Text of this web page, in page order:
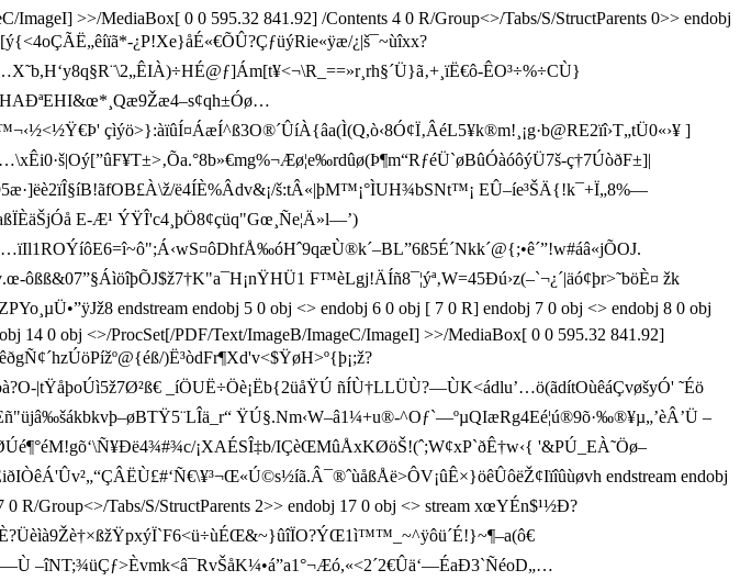
>>/MediaBox[ 0 0 595.32 841.92] /Contents 4 0 R/Group<>/Tabs/S/StructParents 0>> endobj
¿P!Xe}åÉ«€ÕÛ?ÇƒüýRie«ÿæ/¿|š¯~ùîxx?
€ô-ÊO³÷%÷CÙ}
*¸Qæ9Žæ4–s¢q­h±Óø…
çìýö>}: àïûÍ¤ÁæÍ^ß3O®´ÛíÀ{âa (Ì(Q,ò‹8Ó¢Ï‚ÂéL5¥k®m!¸¡g·b@RE2ïî›T„tÜ0«›¥ ]
±>‚Õa.°8b»€mg%¬Æø¦e‰rdûø(Þ¶m“RƒéÜ`øBûÓàóôýÜ7š-ç†7ÚòðF±]|
­ž/ë4ÍÈ%Âdv&¡/š:tÂ«|þM™¡°ÌUH¾bSNt™¡ EÛ–íe³ŠÄ{!k¯+Ï„8%—
E-Æ¹ ÝŸÎ'c4¸þÖ8¢çüq"Gœ¸Ñe¦Ä»l—’)
öîþÕJ$ž7†K"a¯H¡nŸHÜ1 F™èLgj!ÄÍñ8¯¦ýª‚W=45Ðú›z(–`¬¿´|äó¢þr>˜böÈ¤ žk
endstream endobj 5 0 obj <> endobj 6 0 obj [ 7 0 R] endobj 7 0 obj <> endobj 8 0 obj
14 0 obj <>/ProcSet[/PDF/Text/ImageB/ImageC/ImageI] >>/MediaBox[ 0 0 595.32 841.92]
´hzÚöPížº@{éß/)Ë³òdFr¶Xd'v<$ŸøH>º{þ¡;ž?
|tŸåþoÚì5ž7Ø²ß€ _íÖUË÷Öè¡Ëb{2üåŸÚ ñÍÙ†LLÜÙ?—ÙK<ádlu’…ö(ãdítOùêáÇvøšyÓ' ˜Éö
þ–øBTŸ5¨LÎä_r“ ŸÚ§.Nm‹W–â1¼+u®-^­Oƒ`—ºµQIæRg4Eé¦ú®9õ·‰®¥µ„’èÂ’Ü –
\Ñ¥Ðë4¾#¾c/¡XAÉSÎ‡b/IÇèŒMûÅxKØöŠ!(ˆ;W¢xP`ðÊ†w‹{ '&PÚ_EÀ˜Öø–
€\¥³¬Œ«Ú©s½­í ã.Â¯®ˆùåßÅë>ÔV¡ûÊ×}öêÛôëŽ¢Iïîûùø vh endstream endobj
Group<>/Tabs/S/StructParents 2>> endobj 17 0 obj <> stream xœYÉn$¹½ Ð?
~}ûîÏO?ÝŒ1ì ™™_~^ÿôü´É!}~¶–a(ô€
Ù –îNT;¾üÇƒ>Èvmk<â¯RvŠåK¼•á”a1°¬Æó,«<2´2€Ûä‘—ÉaÐ3`ÑéoD„…